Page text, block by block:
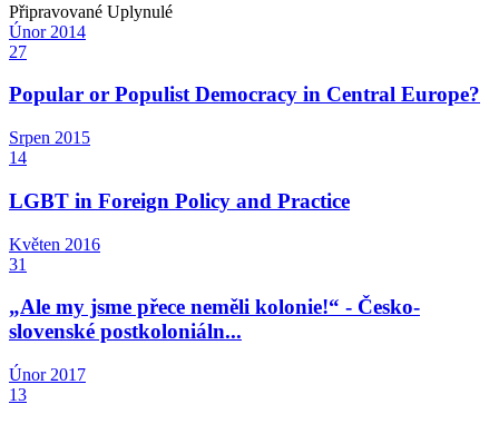
Připravované Uplynulé
Únor 2014
27
Popular or Populist Democracy in Central Europe?
Srpen 2015
14
LGBT in Foreign Policy and Practice
Květen 2016
31
„Ale my jsme přece neměli kolonie!“ - Česko-
slovenské postkoloniáln...
Únor 2017
13